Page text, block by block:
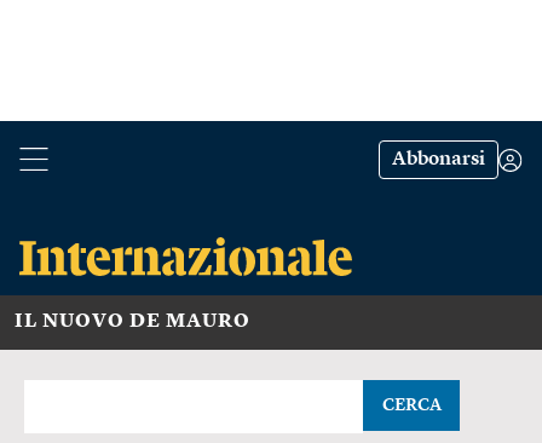
Abbonarsi
IL NUOVO DE MAURO
CERCA